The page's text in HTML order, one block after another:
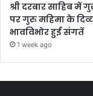
श्री दरबार साहिब में
पर गुरु महिमा के
भावविभोर हुई संगतें
1 week ago